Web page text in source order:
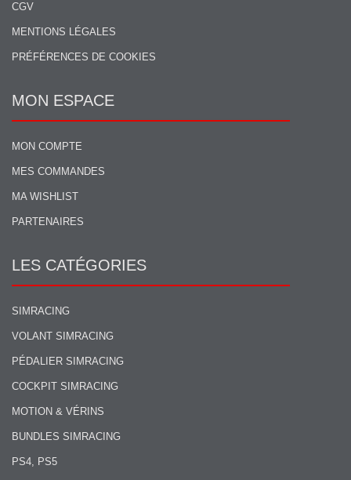
CGV
MENTIONS LÉGALES
PRÉFÉRENCES DE COOKIES
MON ESPACE
MON COMPTE
MES COMMANDES
MA WISHLIST
PARTENAIRES
LES CATÉGORIES
SIMRACING
VOLANT SIMRACING
PÉDALIER SIMRACING
COCKPIT SIMRACING
MOTION & VÉRINS
BUNDLES SIMRACING
PS4, PS5